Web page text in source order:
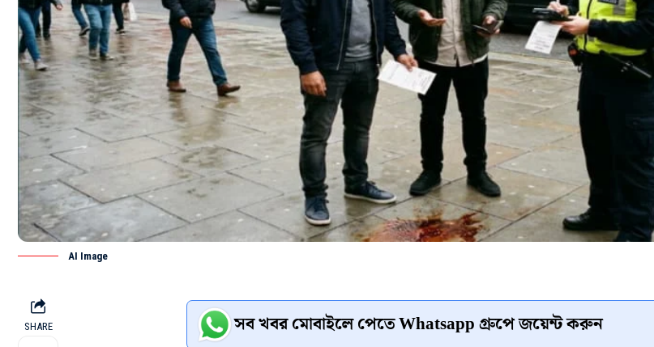
AI Image
SHARE সব খবর মোবাইলে পেতে Whatsapp গ্রুপে জয়েন্ট করুন